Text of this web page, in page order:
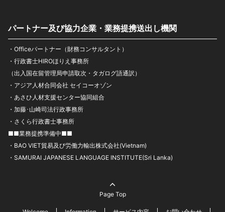
パートナー及び協力企業・業務提携送出し機関
・Officeパートナー（財務コンサルタント）
・行政書士HIROほりえ事務所
（出入国在留管理局申請取次・タガログ語通訳）
・アジア人材合同会社 セイコーオゾン
・あさひ人材支援センター協同組合
・加藤･山崎司法行政事務所
・さくら行政書士事務所
■■業務提携準備中■■
・BAO VIET貿易及び労働力輸出株式会社(Vietnam)
・SAMURAI JAPANESE LANGUAGE INSTITUTE(Sri Lanka)
Page Top